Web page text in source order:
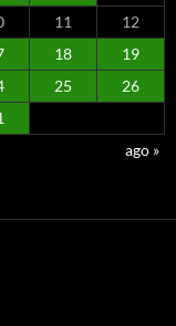
11
12
18
19
25
26
ago »